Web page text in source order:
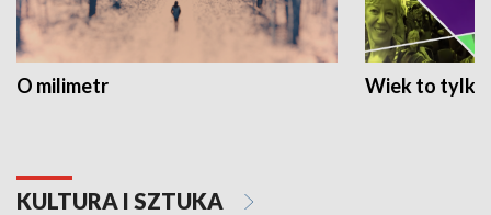
O milimetr Wiek to tylko
KULTURA I SZTUKA